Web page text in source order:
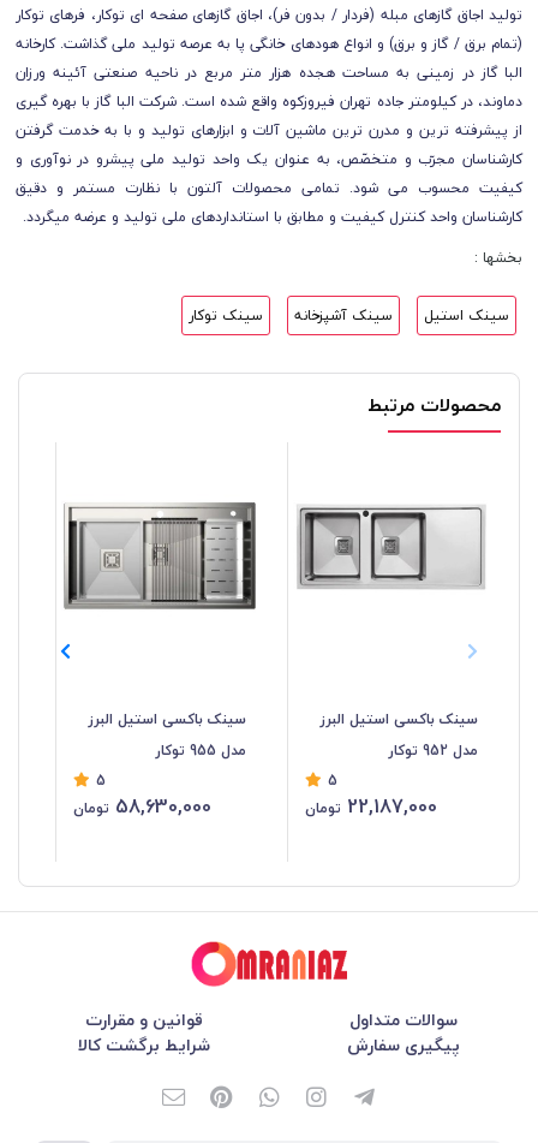
تولید اجاق گازهای مبله (فردار / بدون فر)، اجاق گازهای صفحه ای توکار، فرهای توکار
(تمام برق / گاز و برق) و انواع هودهای خانگی پا به عرصه تولید ملی گذاشت. کارخانه
البا گاز در زمینی به مساحت هجده هزار متر مربع در ناحیه صنعتی آئینه ورزان
دماوند، در کیلومتر جاده تهران فیروزکوه واقع شده است. شرکت البا گاز با بهره گیری
از پیشرفته ترین و مدرن ترین ماشین آلات و ابزارهای تولید و با به خدمت گرفتن
کارشناسان مجرّب و متخصّص، به عنوان یک واحد تولید ملی پیشرو در نوآوری و
کیفیت محسوب می شود. تمامی محصولات آلتون با نظارت مستمر و دقیق
کارشناسان واحد کنترل کیفیت و مطابق با استانداردهای ملی تولید و عرضه میگردد.
بخشها :
سینک استیل سینک آشپزخانه سینک توکار
محصولات مرتبط
سینک باکسی استیل البرز
مدل 952 توکار
5
22,187,000 تومان
سینک باکسی استیل البرز
مدل 955 توکار
5
58,630,000 تومان
سوالات متداول
قوانین و مقرارت
پیگیری سفارش
شرایط برگشت کالا